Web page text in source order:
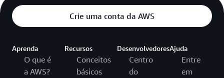
Crie uma conta da AWS
Aprenda
O que é
a AWS?
Recursos
Conceitos
básicos
Desenvolvedores
Centro
do
Ajuda
Entre
em